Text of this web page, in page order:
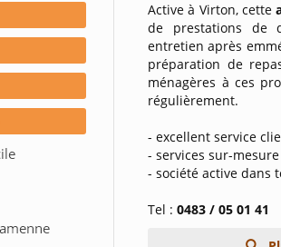
Active à Virton, cette
de prestations de
entretien après
préparation de
ménagères à ces
régulièrement.
- excellent service
- services sur-mesure
- société active dans
Tel :0483 / 05 01 41